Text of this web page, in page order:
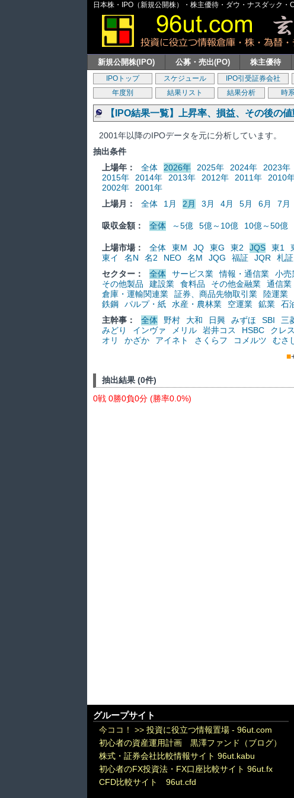
日本株・IPO（新規公開株）・株主優待・ダウ・ナスダック
新規公開株(IPO) 公募・売出(PO) 株主優待
IPOトップ スケジュール IPO引受証券会社
年度別
結果リスト 結果分析 時
【IPO結果一覧】上昇率、損益、その後の
2001年以降のIPOデータを元に分析しています。
抽出条件
上場年：
全体 2026年 2025年 2024年 2023年
2015年
2014年 2013年 2012年 2011年 2010
2002年
2001年
上場月：
全体 1月 2月 3月 4月 5月 6月 7月
吸収金額： 全体 ～5億 5億～10億 10億～50億
上場市場： 全体 東M JQ 東G 東2 JQS 東1
東イ
名N 名2 NEO 名M JQG 福証 JQR
札証
セクター：
全体 サービス業 情報・通信業 小売
その他製品
建設業 食料品 その他金融業 通信業
倉庫・運輸関連業
証券、商品先物取引業 陸運業
鉄鋼
パルプ・紙 水産・農林業 空運業 鉱業
石
主幹事：
全体 野村 大和 日興 みずほ SBI 三
みどり
インヴァ メリル 岩井コス HSBC クレ
オリ
かざか アイネト さくらフ コメルツ むさ
■
抽出結果 (0件)
0戦 0勝0負0分 (勝率0.0%)
グループサイト
今ココ！ >> 投資に役立つ情報置場 - 96ut.com
初心者の資産運用計画 黒澤ファンド（ブログ）
株式・証券会社比較情報サイト 96ut.kabu
初心者のFX投資法・FX口座比較サイト 96ut.fx
CFD比較サイト 96ut.cfd